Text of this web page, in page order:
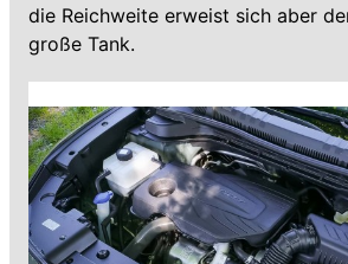
die Reichweite erweist sich aber
große Tank.